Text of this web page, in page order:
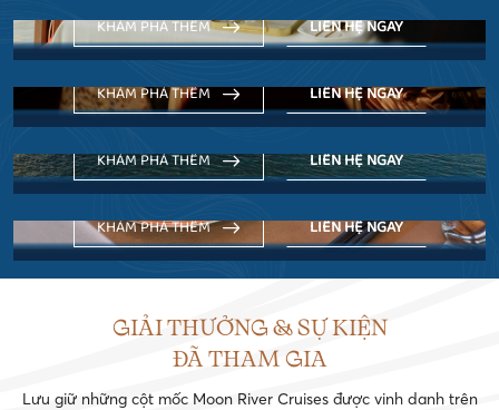
KHÁM PHÁ THÊM LIÊN HỆ NGAY
nhạc truyền thống và vẻ đẹp sông Hương hòa quyện trong
không gian du thuyền sang trọng.
KHÁM PHÁ THÊM LIÊN HỆ NGAY
KHÁM PHÁ HUẾ TRÊN DÒNG HƯƠNG
Hoà mình vào thiên nhiên hùng vĩ, khám phá văn hóa vùng
cố đô mở lối cho những trải nghiệm thú vị tại Moon River
Cruises.
KHÁM PHÁ THÊM LIÊN HỆ NGAY
ĐIỂM TÂM SÁNG TRÊN SÔNG HƯƠNG
Thưởng thức bữa sáng đậm chất Huế hoà cùng vẻ đẹp biểu
tượng của dòng Hương, bữa sáng trên Moon River Cruises
trở thành một trải nghiệm mà bạn chỉ có thể tìm thấy ở Huế.
KHÁM PHÁ THÊM LIÊN HỆ NGAY
GIẢI THƯỞNG & SỰ KIỆN
ĐÃ THAM GIA
Lưu giữ những cột mốc Moon River Cruises được vinh danh trên